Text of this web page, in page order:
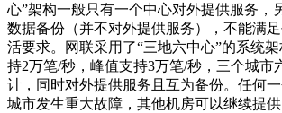
心”架构一般只有一个中心对外提供服务，
数据备份（并不对外提供服务），不能满
活要求。网联采用了“三地六中心”的系统
持2万笔/秒，峰值支持3万笔/秒，三个城市
计，同时对外提供服务且互为备份。任何
城市发生重大故障，其他机房可以继续提